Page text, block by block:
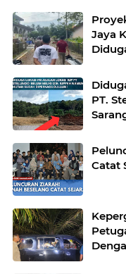
Jaya
PT.
Catat